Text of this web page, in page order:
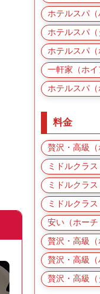
ホテルスパ（
ホテルスパ（
ホテルスパ（
一軒家（ホイ
ホテルスパ（
料金
贅沢・高級（
ミドルクラス
ミドルクラス
ミドルクラス
安い（ホーチ
贅沢・高級（
贅沢・高級（
贅沢・高級（